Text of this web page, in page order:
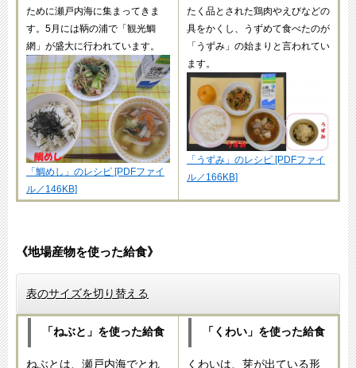
ために瀬戸内海に集まってきま
す。5月には鞆の浦で「観光鯛
網」が盛大に行われています。
「鯛めし」のレシピ [PDFファイ
ル／146KB]
たく品とされた鶏肉やえびなどの
具をかくし、うずめて食べたのが
「うずみ」の始まりと言われてい
ます。
「うずみ」のレシピ [PDFファイ
ル／166KB]
《地場産物を使った給食》
表のサイズを切り替える
「ねぶと」を使った給食
ねぶとは、瀬戸内海でとれ
「くわい」を使った給食
くわいは、芽が出ている形